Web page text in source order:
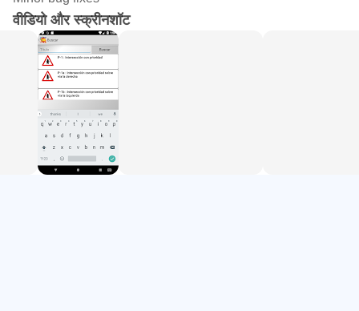
वीडियो और स्क्रीनशॉट